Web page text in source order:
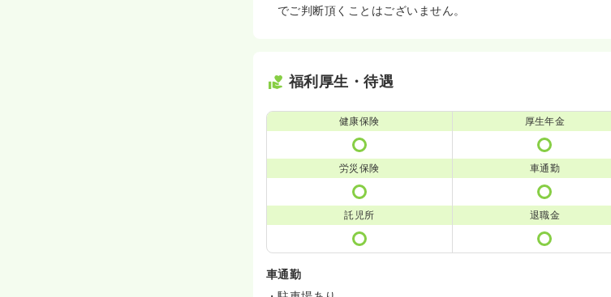
でご判断頂くことはございません。
福利厚生・待遇
健康保険 厚生年金
労災保険 車通勤
託児所 退職金
車通勤